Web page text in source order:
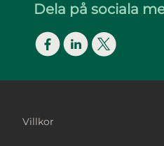
Dela på sociala
FacebookLinkedInTwitter
Footer Bottom
Villkor